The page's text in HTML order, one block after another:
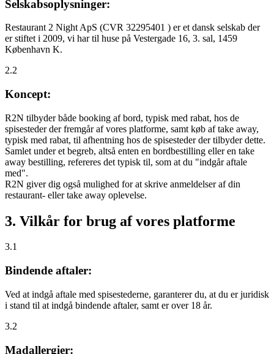
Selskabsoplysninger:
Restaurant 2 Night ApS (CVR 32295401 ) er et dansk selskab der
er stiftet i 2009, vi har til huse på Vestergade 16, 3. sal, 1459
København K.
2.2
Koncept:
R2N tilbyder både booking af bord, typisk med rabat, hos de
spisesteder der fremgår af vores platforme, samt køb af take away,
typisk med rabat, til afhentning hos de spisesteder der tilbyder dette.
Samlet under et begreb, altså enten en bordbestilling eller en take
away bestilling, refereres det typisk til, som at du "indgår aftale
med".
R2N giver dig også mulighed for at skrive anmeldelser af din
restaurant- eller take away oplevelse.
3. Vilkår for brug af vores platforme
3.1
Bindende aftaler:
Ved at indgå aftale med spisestederne, garanterer du, at du er juridisk
i stand til at indgå bindende aftaler, samt er over 18 år.
3.2
Madallergier: